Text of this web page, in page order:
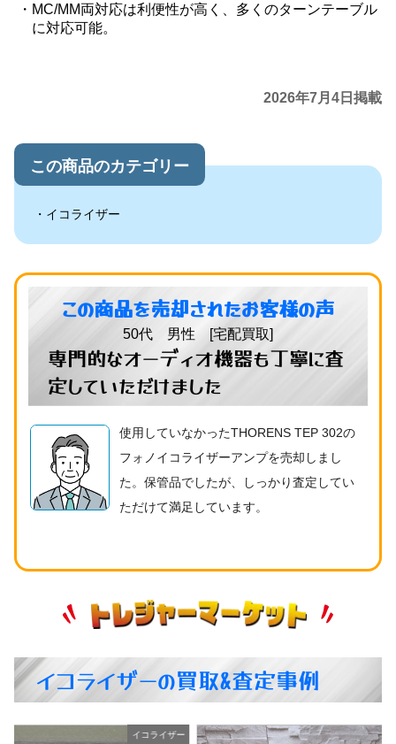
MC/MM両対応は利便性が高く、多くのターンテーブル
に対応可能。
2026年7月4日掲載
この商品のカテゴリー
イコライザー
この商品を売却されたお客様の声
50代 男性 [宅配買取]
専門的なオーディオ機器も丁寧に査
定していただけました
使用していなかったTHORENS TEP 302の
フォノイコライザーアンプを売却しまし
た。保管品でしたが、しっかり査定してい
ただけて満足しています。
イコライザーの買取&査定事例
イコライザー